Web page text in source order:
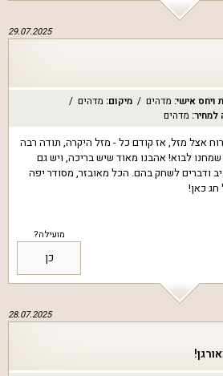
29.07.2025
ויחס אישי: מדהים מיקום: מדהים
למחיר: מדהים
אצל מזל, אז קודם כל - מזל היקרה, תודה רבה
לבוא! אהבנו מאוד שיש בריכה, ויש גם
ודברים לשחק בהם. הכל מאובזר, מסודר יפה
חג כאן!
מועילה?
כן
28.07.2025